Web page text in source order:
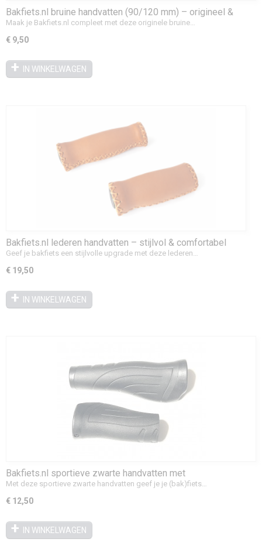
Bakfiets.nl bruine handvatten (90/120 mm) – origineel &
comfortabel
Maak je Bakfiets.nl compleet met deze originele bruine…
€ 9,50
IN WINKELWAGEN
Bakfiets.nl lederen handvatten – stijlvol & comfortabel
voor je bakfiets
Geef je bakfiets een stijlvolle upgrade met deze lederen…
€ 19,50
IN WINKELWAGEN
Bakfiets.nl sportieve zwarte handvatten met
inbusbevestiging | Links 135 mm / Rechts 92 mm
Met deze sportieve zwarte handvatten geef je je (bak)fiets…
€ 12,50
IN WINKELWAGEN